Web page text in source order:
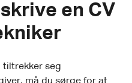
en CV
tiltrekker seg